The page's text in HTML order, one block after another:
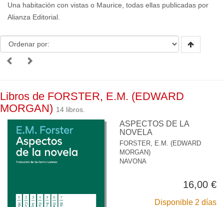
Una habitación con vistas o Maurice, todas ellas publicadas por
Alianza Editorial.
Libros de FORSTER, E.M. (EDWARD
MORGAN) 14 libros.
ASPECTOS DE LA
NOVELA
FORSTER, E.M. (EDWARD
MORGAN)
NAVONA
16,00 €
Disponible 2 días